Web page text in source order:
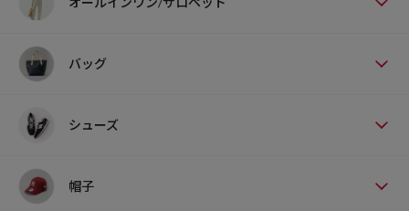
バッグ
シューズ
帽子